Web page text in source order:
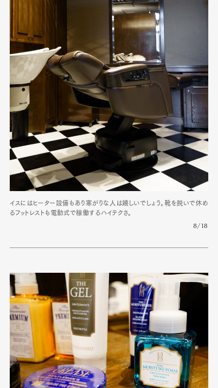
Art&DesignWatch
Fashion
GourmetCars
Product CultureLifestyle
イスにはヒーター設備もあり寒がりな人は嬉しいでしょう。靴を脱いで休め
るフットレストも電動式で稼働するハイテクさ。
8/18